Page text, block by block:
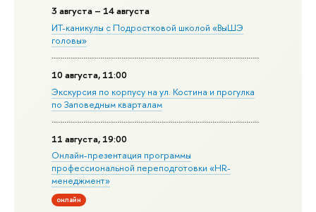
3 августа – 14 августа
ИТ-каникулы с Подростковой школой «ВыШЭ
головы»
10 августа, 11:00
Экскурсия по корпусу на ул. Костина и прогулка
по Заповедным кварталам
11 августа, 19:00
Онлайн-презентация программы
профессиональной переподготовки «HR-
менеджмент»
онлайн